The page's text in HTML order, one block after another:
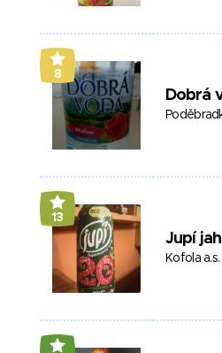
8
Dobrá
13
Jupí
Kofola a.s.